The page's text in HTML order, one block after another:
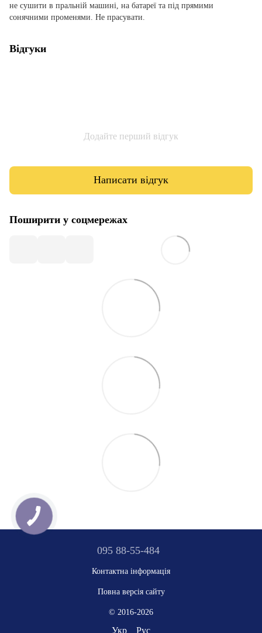
не сушити в пральній машині, на батареї та під прямими
сонячними променями. Не прасувати.
Відгуки
Додайте перший відгук
Написати відгук
Поширити у соцмережах
095 88-55-484
Контактна інформація
Повна версія сайту
© 2016-2026
Укр Рус